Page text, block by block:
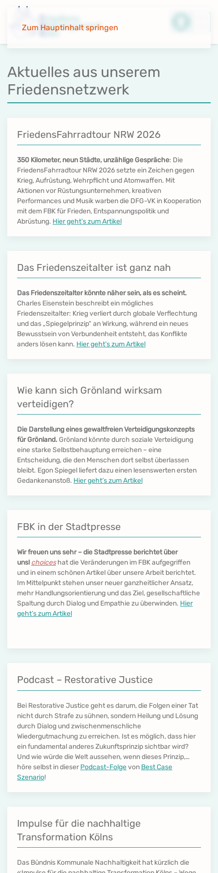
Zum Hauptinhalt springen
Aktuelles aus unserem
Friedensnetzwerk
FriedensFahrradtour NRW 2026
350 Kilometer, neun Städte, unzählige Gespräche: Die
FriedensFahrradtour NRW 2026 setzte ein Zeichen gegen
Krieg, Aufrüstung, Wehrpflicht und Atomwaffen. Mit
Aktionen vor Rüstungsunternehmen, kreativen
Performances und Musik warben die DFG-VK in Kooperation
mit dem FBK für Frieden, Entspannungspolitik und
Abrüstung. Hier geht’s zum Artikel
Das Friedenszeitalter ist ganz nah
Das Friedenszeitalter könnte näher sein, als es scheint.
Charles Eisenstein beschreibt ein mögliches
Friedenszeitalter: Krieg verliert durch globale Verflechtung
und das „Spiegelprinzip“ an Wirkung, während ein neues
Bewusstsein von Verbundenheit entsteht, das Konflikte
anders lösen kann. Hier geht’s zum Artikel
Wie kann sich Grönland wirksam
verteidigen?
Die Darstellung eines gewaltfreien Verteidigungskonzepts
für Grönland. Grönland könnte durch soziale Verteidigung
eine starke Selbstbehauptung erreichen – eine
Entscheidung, die den Menschen dort selbst überlassen
bleibt. Egon Spiegel liefert dazu einen lesenswerten ersten
Gedankenanstoß. Hier geht’s zum Artikel
FBK in der Stadtpresse
Wir freuen uns sehr – die Stadtpresse berichtet über
uns! choiceshat die Veränderungen im FBK aufgegriffen
und in einem schönen Artikel über unsere Arbeit berichtet.
Im Mittelpunkt stehen unser neuer ganzheitlicher Ansatz,
mehr Handlungsorientierung und das Ziel, gesellschaftliche
Spaltung durch Dialog und Empathie zu überwinden. Hier
geht’s zum Artikel
Podcast – Restorative Justice
Bei Restorative Justice geht es darum, die Folgen einer Tat
nicht durch Strafe zu sühnen, sondern Heilung und Lösung
durch Dialog und zwischenmenschliche
Wiedergutmachung zu erreichen. Ist es möglich, dass hier
ein fundamental anderes Zukunftsprinzip sichtbar wird?
Und wie würde die Welt aussehen, wenn dieses Prinzip,…
höre selbst in dieser Podcast-Folgevon Best Case
Szenario!
Impulse für die nachhaltige
Transformation Kölns
Das Bündnis Kommunale Nachhaltigkeit hat kürzlich die